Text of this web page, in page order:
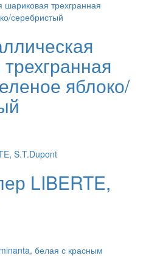
яблоко/
LIBERTE,